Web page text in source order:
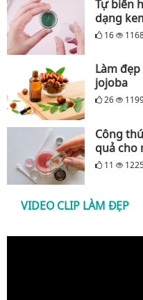
Tự biến
dạng
16
Làm
jojoba
26
Công
quả cho
11
VIDEO CLIP LÀM ĐẸP